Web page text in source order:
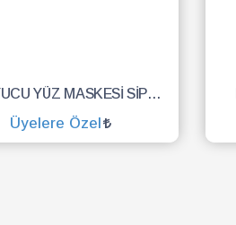
KORUYUCU YÜZ MASKESİ SİPERLİK.YÜZ KALKANI.DENTAL MASKE
Üyelere Özel